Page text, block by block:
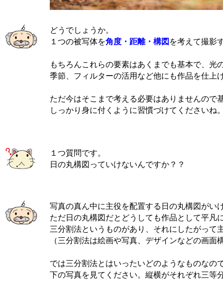
どうでしょうか。
１つの被写体を角度・距離・構図 を考えて撮影
もちろんこれらの要素はあくまでも基本で、
季節、フィルターの活用など他にも作品を仕上
ただ今はそこまで考える必要はありませんので
しっかり身に付くように習慣づけてくださいね
１つ質問です。
日の丸構図っていけないんですか？？
写真の真ん中に主役を配置する日の丸構図がい
ただ日の丸構図だとどうしても作品として平凡
三分割法というものがあり、それにしたがって
（三分割法は絵画や写真、デザインなどの画面
では三分割法とはいったいどのようなものなの
下の写真を見てください。縦横がそれぞれ三等